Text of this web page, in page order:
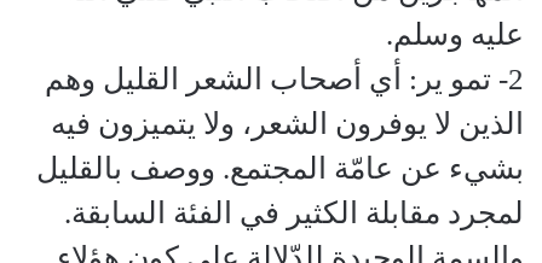
عليه وسلم.
2- تمو ير: أي أصحاب الشعر القليل وهم
الذين لا يوفرون الشعر، ولا يتميزون فيه
بشيء عن عامّة المجتمع. ووصف بالقليل
لمجرد مقابلة الكثير في الفئة السابقة.